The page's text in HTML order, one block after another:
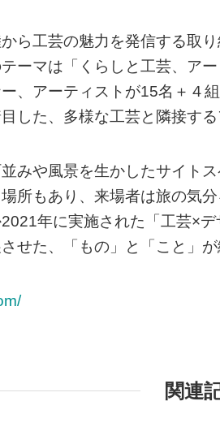
ら工芸の魅力を発信する取
ーマは「くらしと工芸、ア
、アーティストが15名＋４
した、多様な工芸と隣接する
みや風景を生かしたサイト
所もあり、来場者は旅の気
年に実施された「工芸×
せた、「もの」と「こと」
関連